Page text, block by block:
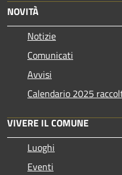
NOVITÀ
Notizie
Comunicati
Avvisi
Calendario 2025
VIVERE IL COMUNE
Luoghi
Eventi